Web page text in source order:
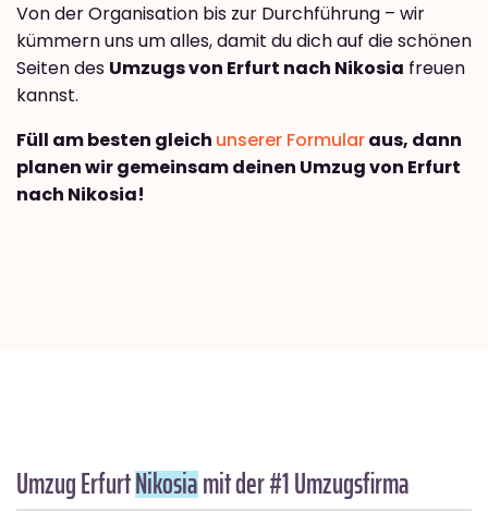
Von der Organisation bis zur Durchführung – wir
kümmern uns um alles, damit du dich auf die schönen
Seiten des Umzugs von Erfurt nach Nikosia freuen
kannst.
Füll am besten gleich unserer Formularaus, dann
planen wir gemeinsam deinen Umzug von Erfurt
nach Nikosia!
Umzug ErfurtNikosiamit der #1 Umzugsfirma